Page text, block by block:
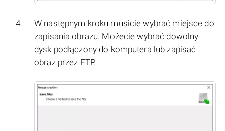
W następnym kroku musicie wybrać miejsce do
zapisania obrazu. Możecie wybrać dowolny
dysk podłączony do komputera lub zapisać
obraz przez FTP.